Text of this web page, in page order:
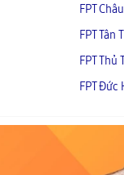
FPT
FPT Tân
FPT Thủ
FPT Đức